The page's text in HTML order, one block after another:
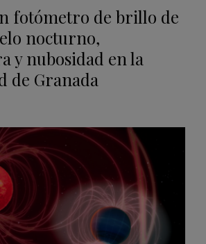
fotómetro de brillo de
nocturno,
y nubosidad en la
de Granada